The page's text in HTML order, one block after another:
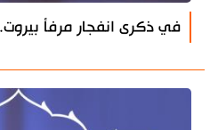
في ذكرى انفجار مرفأ